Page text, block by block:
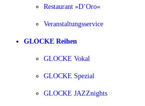
Restaurant »D’Oro«
Veranstaltungsservice
GLOCKE Reihen
GLOCKE Vokal
GLOCKE Spezial
GLOCKE JAZZnights